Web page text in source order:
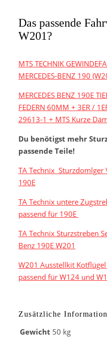
Das passende
W201?
MTS TECHNIK
MERCEDES-BENZ 190
MERCEDES BENZ 190E
FEDERN 60MM + 3ER /
29613-1 + MTS Kurze
Du benötigst mehr
passende Teile!
TA Technix Sturzdomlger
190E
TA Technix untere
passend für 190E
TA Technix Sturzstreben
Benz 190E W201
W201 Ausstellkit
passend für W124 und
Zusätzliche
Gewicht 50 kg